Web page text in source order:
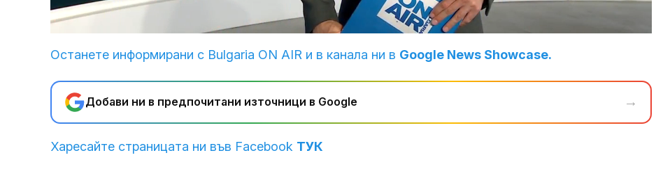
Останете информирани с Bulgaria ON AIR и в канала ни в Google News Showcase.
Добави ни в предпочитани източници в Google →
Харесайте страницата ни във Facebook ТУК